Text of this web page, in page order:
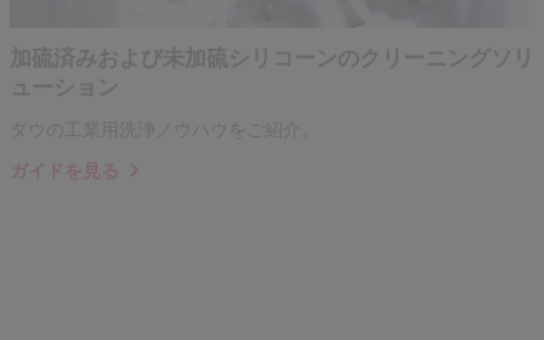
ガイドを見る